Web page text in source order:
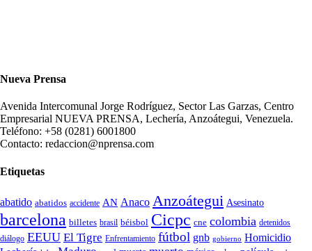
Nueva Prensa
Avenida Intercomunal Jorge Rodríguez, Sector Las Garzas, Centro
Empresarial NUEVA PRENSA, Lechería, Anzoátegui, Venezuela.
Teléfono: +58 (0281) 6001800
Contacto: redaccion@nprensa.com
Etiquetas
abatido abatidos accidente AN Anaco Anzoátegui Asesinato
barcelona billetes brasil béisbol Cicpc cne colombia detenidos
diálogo EEUU El Tigre Enfrentamiento fútbol gnb gobierno Homicidio